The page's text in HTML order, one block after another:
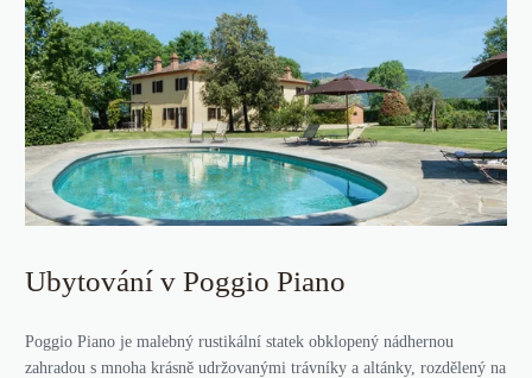
Ubytování v Poggio Piano
Poggio Piano je malebný rustikální statek obklopený nádhernou
zahradou s mnoha krásně udržovanými trávníky a altánky, rozdělený na